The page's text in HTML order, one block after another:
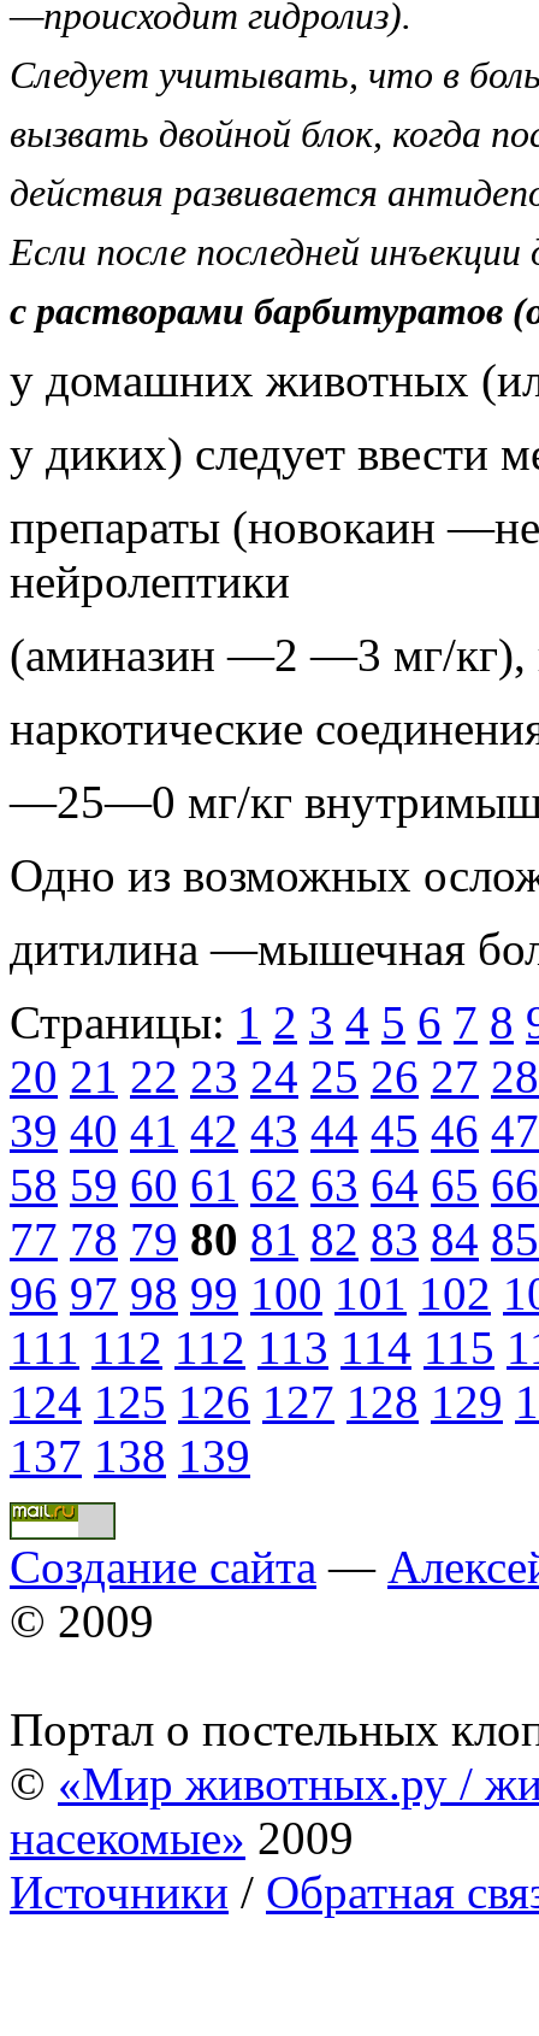
—происходит гидролиз).
Следует учитывать, что в
вызвать двойной блок, когда
действия развивается
Если после последней
с растворами барбитуратов
у домашних животных
у диких) следует ввести
препараты (новокаин
нейролептики
(аминазин —2 —3 мг/кг),
наркотические
—25—0 мг/кг
Одно из возможных
дитилина —мышечная
Страницы: 1 2 3 4 5 6 7 8
20 21 22 23 24 25 26 27 28
39 40 41 42 43 44 45 46 47
58 59 60 61 62 63 64 65 66
77 78 79 80 81 82 83 84 85
96 97 98 99 100 101 102
111 112 112 113 114 115
124 125 126 127 128 129
137 138 139
Создание сайта —
© 2009
Портал о постельных
© «Мир животных.ру /
насекомые» 2009
Источники / Обратная